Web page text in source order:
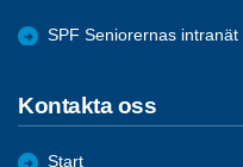
SPF Seniorernas intranät
Kontakta oss
Start